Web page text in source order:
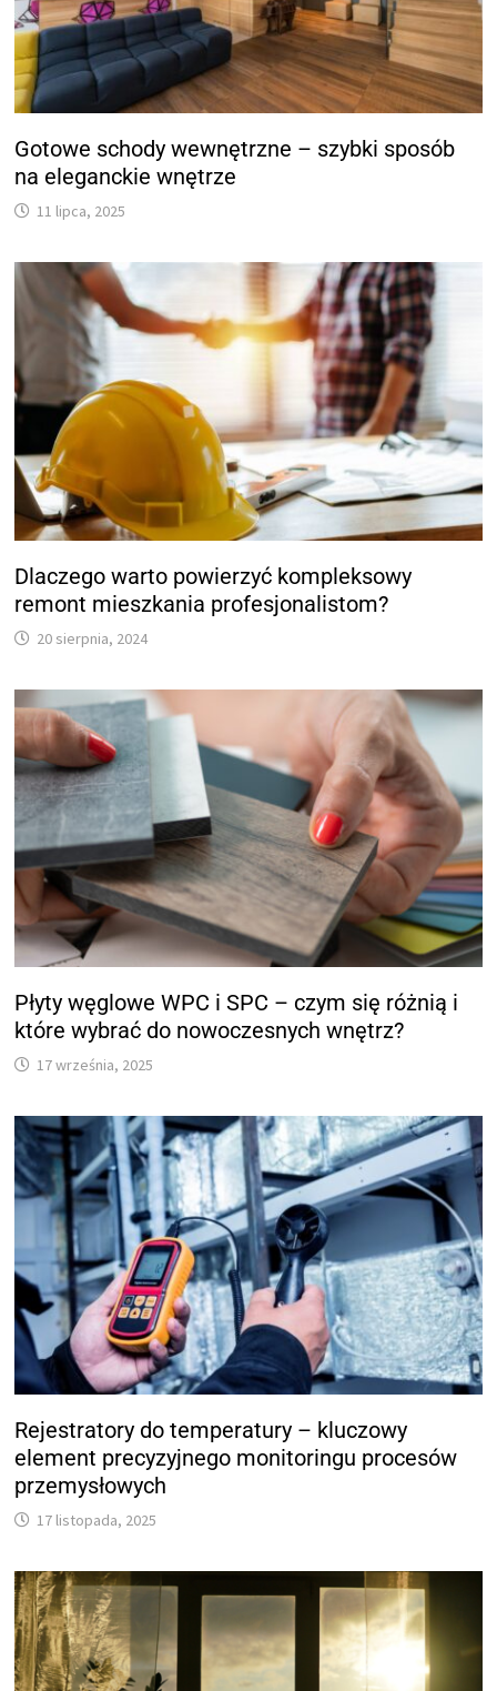
Gotowe schody wewnętrzne – szybki sposób
na eleganckie wnętrze
11 lipca, 2025
Dlaczego warto powierzyć kompleksowy
remont mieszkania profesjonalistom?
20 sierpnia, 2024
Płyty węglowe WPC i SPC – czym się różnią i
które wybrać do nowoczesnych wnętrz?
17 września, 2025
Rejestratory do temperatury – kluczowy
element precyzyjnego monitoringu procesów
przemysłowych
17 listopada, 2025